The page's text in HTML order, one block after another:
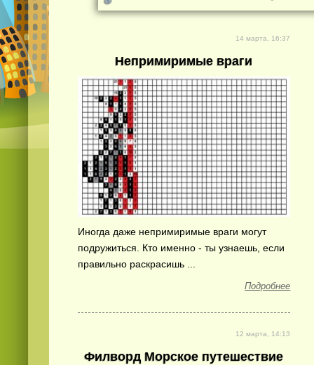
14 марта, 16:37
Непримиримые враги
Иногда даже непримиримые враги могут
подружиться. Кто именно - ты узнаешь, если
правильно раскрасишь ...
Подробнее
12 марта, 14:13
Филворд Морское путешествие